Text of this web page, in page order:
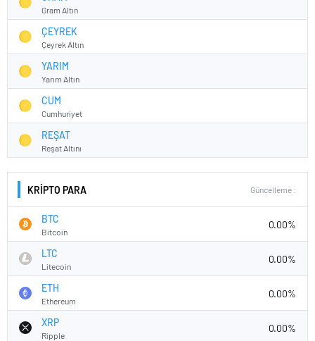
Gram Altın
ÇEYREK
Çeyrek Altın
YARIM
Yarım Altın
CUM
Cumhuriyet
REŞAT
Reşat Altını
KRİPTO PARA Güncelleme :
BTC
Bitcoin
0.00%
LTC
Litecoin
0.00%
ETH
Ethereum
0.00%
XRP
Ripple
0.00%